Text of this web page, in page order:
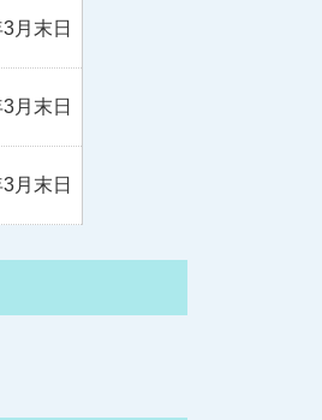
月末日
月末日
月末日